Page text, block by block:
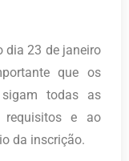
dia 23 de janeiro
que os
todas as
requisitos e ao
da inscrição.